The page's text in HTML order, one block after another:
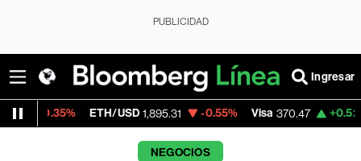
PUBLICIDAD
Ingresar
ETH/USD 1,895.31 -0.55% Visa 370.47 +0.52%
NEGOCIOS